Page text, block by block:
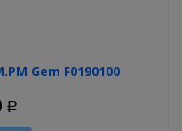
Gem F0190100
Р